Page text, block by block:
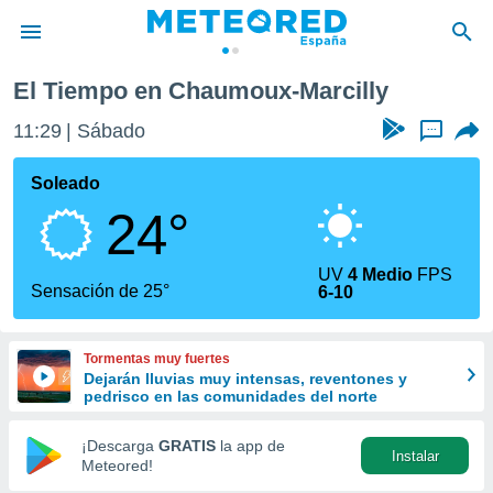
de
por
que se
calidad.
a este
las
y
forma
digital
basada
El Tiempo en Chaumoux-Marcilly
11:29 Sábado ...
Soleado
24°
Sensación de 25°
UV4 Medio FPS
6-10
Tormentas muy fuertes
Dejarán lluvias muy intensas, reventones y
pedrisco en las comunidades del norte
¡Descarga GRATIS la app de
Meteored!
Instalar